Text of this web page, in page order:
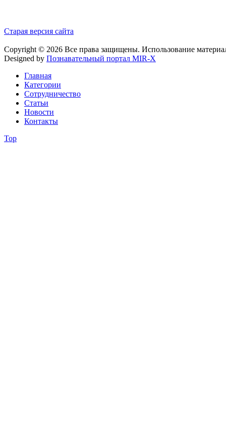
Старая версия сайта
Copyright © 2026 Все права защищены. Использование
Designed by Познавательный портал MIR-X
Главная
Категории
Сотрудничество
Статьи
Новости
Контакты
Top